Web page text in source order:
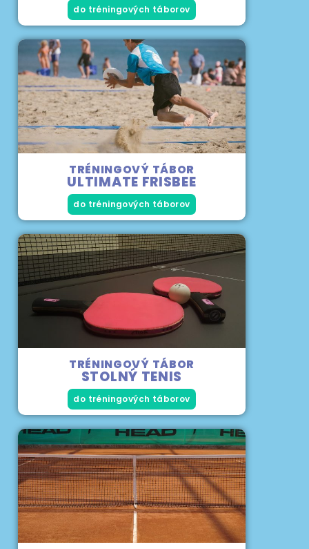
do tréningových táborov
TRÉNINGOVÝ TÁBOR
ULTIMATE FRISBEE
do tréningových táborov
TRÉNINGOVÝ TÁBOR
STOLNÝ TENIS
do tréningových táborov